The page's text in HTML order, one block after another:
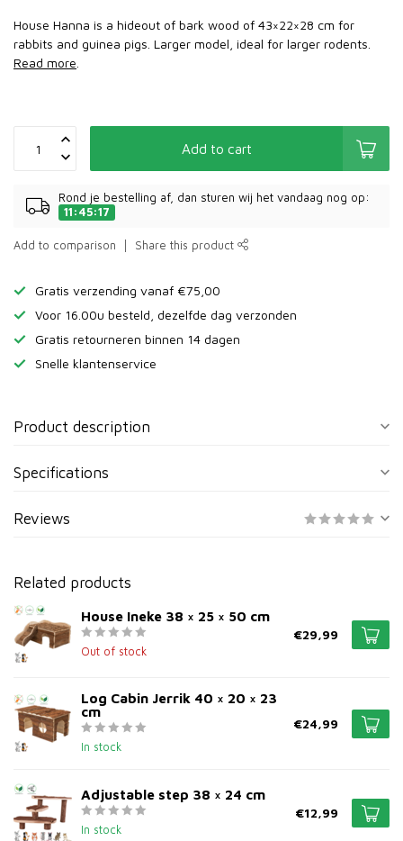
House Hanna is a hideout of bark wood of 43×22×28 cm for
rabbits and guinea pigs. Larger model, ideal for larger rodents.
Read more
Add to cart
Rond je bestelling af, dan sturen wij het vandaag nog op:
11:45:17
Add to comparison Share this product
Gratis verzending vanaf €75,00
Voor 16.00u besteld, dezelfde dag verzonden
Gratis retourneren binnen 14 dagen
Snelle klantenservice
Product description
Specifications
Reviews
Related products
House Ineke 38 × 25 × 50 cm
Out of stock
€29,99
Log Cabin Jerrik 40 × 20 × 23
cm
In stock
€24,99
Adjustable step 38 × 24 cm
In stock
€12,99